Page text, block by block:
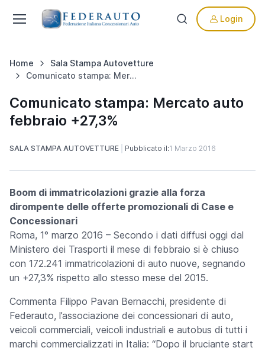
Login
Home
Sala Stampa Autovetture
Comunicato stampa: Mercato auto febbraio +27,3%
Comunicato stampa: Mercato auto
febbraio +27,3%
SALA STAMPA AUTOVETTURE Pubblicato il:1 Marzo 2016
Boom di immatricolazioni grazie alla forza
dirompente delle offerte promozionali di Case e
Concessionari
Roma, 1° marzo 2016 – Secondo i dati diffusi oggi dal
Ministero dei Trasporti il mese di febbraio si è chiuso
con 172.241 immatricolazioni di auto nuove, segnando
un +27,3% rispetto allo stesso mese del 2015.
Commenta Filippo Pavan Bernacchi, presidente di
Federauto, l’associazione dei concessionari di auto,
veicoli commerciali, veicoli industriali e autobus di tutti i
marchi commercializzati in Italia: “Dopo il bruciante start